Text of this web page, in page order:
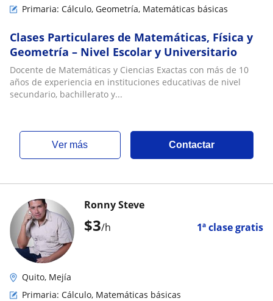
Primaria: Cálculo, Geometría, Matemáticas básicas
Clases Particulares de Matemáticas, Física y
Geometría – Nivel Escolar y Universitario
Docente de Matemáticas y Ciencias Exactas con más de 10
años de experiencia en instituciones educativas de nivel
secundario, bachillerato y...
ver más Contactar
$3/h 1ª clase gratis
Ronny Steve
Quito, Mejía
Primaria: Cálculo, Matemáticas básicas